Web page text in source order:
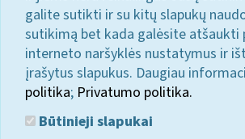
galite sutikti ir su kitų slapukų
sutikimą bet kada galėsite atšaukti
interneto naršyklės nustatymus ir
įrašytus slapukus. Daugiau
politika; Privatumo politika.
Būtinieji slapukai